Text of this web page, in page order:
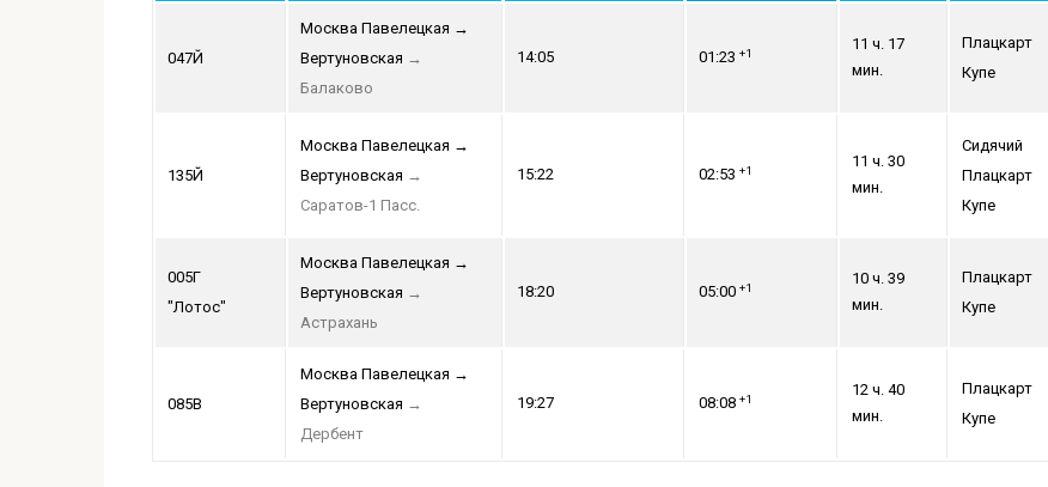
047Й
Москва Павелецкая →
Вертуновская →
Балаково
14:05 01:23 +1
11 ч. 17
мин.
Плацкарт
Купе
135Й
Москва Павелецкая →
Вертуновская →
Саратов-1 Пасс.
15:22 02:53 +1
11 ч. 30
мин.
Сидячий
Плацкарт
Купе
005Г
"Лотос"
Москва Павелецкая →
Вертуновская →
Астрахань
18:20 05:00 +1
10 ч. 39
мин.
Плацкарт
Купе
085В
Москва Павелецкая →
Вертуновская →
Дербент
19:27 08:08 +1
12 ч. 40
мин.
Плацкарт
Купе